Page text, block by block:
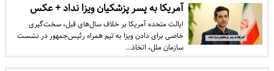
آمریکا به پسر پزشکیان ویزا نداد + عکس
ایالت متحده آمریکا بر خلاف سال‌های قبل، سخت‌گیری
خاصی برای دادن ویزا به تیم همراه رئیس‌جمهور در نشست
سازمان ملل، اتخاذ…